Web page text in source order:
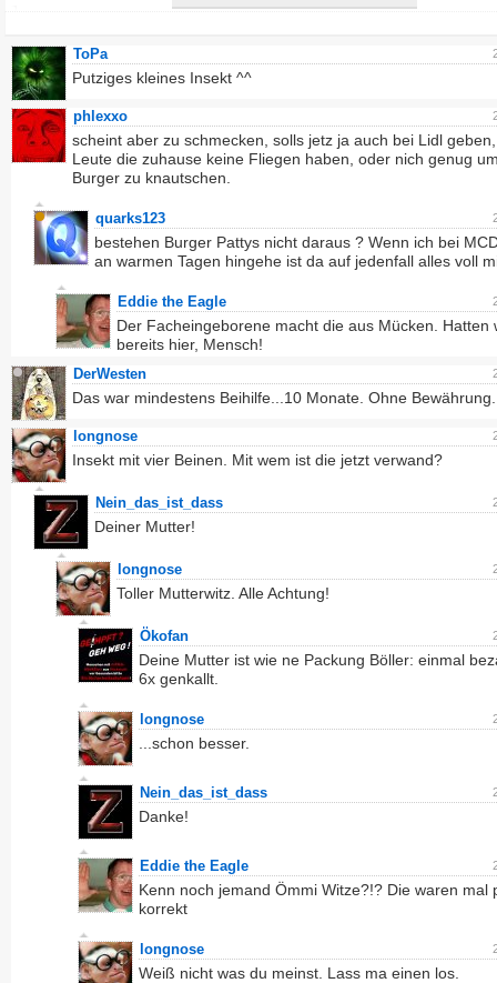
ToPa
Putziges kleines Insekt ^^
phlexxo
scheint aber zu schmecken, solls jetz ja auch bei Lidl
Leute die zuhause keine Fliegen haben, oder nich genug
Burger zu knautschen.
quarks123
bestehen Burger Pattys nicht daraus ? Wenn ich bei
an warmen Tagen hingehe ist da auf jedenfall alles voll
Eddie the Eagle
Der Facheingeborene macht die aus Mücken. Hatten
bereits hier, Mensch!
DerWesten
Das war mindestens Beihilfe...10 Monate. Ohne Bewährung.
longnose
Insekt mit vier Beinen. Mit wem ist die jetzt verwand?
Nein_das_ist_dass
Deiner Mutter!
longnose
Toller Mutterwitz. Alle Achtung!
Ökofan
Deine Mutter ist wie ne Packung Böller: einmal
6x genkallt.
longnose
...schon besser.
Nein_das_ist_dass
Danke!
Eddie the Eagle
Kenn noch jemand Ömmi Witze?!? Die waren mal
korrekt
longnose
Weiß nicht was du meinst. Lass ma einen los.